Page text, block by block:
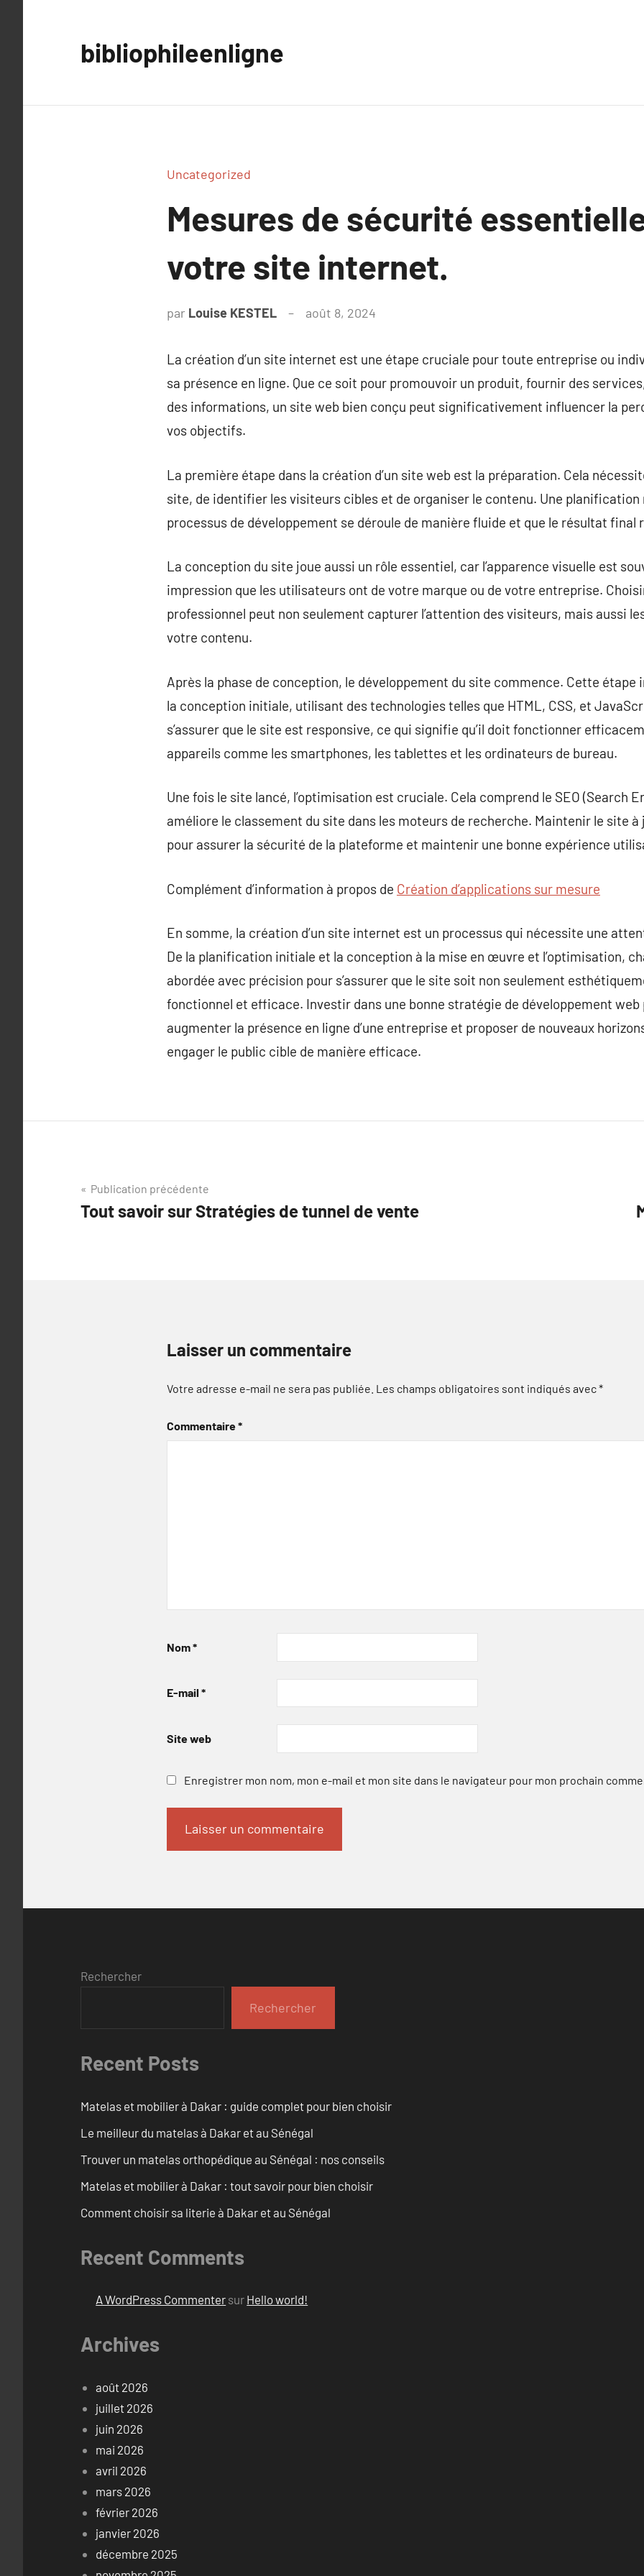
bibliophileenligne
Uncategorized
Mesures de sécurité
votre site internet.
par Louise KESTEL août 8, 2024
La création d’un site internet est une étape cruciale pour toute entreprise ou
sa présence en ligne. Que ce soit pour promouvoir un produit, fournir des
des informations, un site web bien conçu peut significativement influencer la
vos objectifs.
La première étape dans la création d’un site web est la préparation. Cela
site, de identifier les visiteurs cibles et de organiser le contenu. Une
processus de développement se déroule de manière fluide et que le résultat final
La conception du site joue aussi un rôle essentiel, car l’apparence visuelle est
impression que les utilisateurs ont de votre marque ou de votre entreprise.
professionnel peut non seulement capturer l’attention des visiteurs, mais aussi
votre contenu.
Après la phase de conception, le développement du site commence. Cette
la conception initiale, utilisant des technologies telles que HTML, CSS, et
s’assurer que le site est responsive, ce qui signifie qu’il doit fonctionner
appareils comme les smartphones, les tablettes et les ordinateurs de bureau.
Une fois le site lancé, l’optimisation est cruciale. Cela comprend le SEO (Search
améliore le classement du site dans les moteurs de recherche. Maintenir le site
pour assurer la sécurité de la plateforme et maintenir une bonne expérience
Complément d’information à propos de Création d’applications sur mesure
En somme, la création d’un site internet est un processus qui nécessite une
De la planification initiale et la conception à la mise en œuvre et l’optimisation,
abordée avec précision pour s’assurer que le site soit non seulement
fonctionnel et efficace. Investir dans une bonne stratégie de développement
augmenter la présence en ligne d’une entreprise et proposer de nouveaux
engager le public cible de manière efficace.
Navigation
de
Publication précédente
Tout savoir sur Stratégies de tunnel de vente
Laisser un commentaire
Votre adresse e-mail ne sera pas publiée. Les champs obligatoires sont indiqués avec*
Commentaire*
Nom*
E-mail *
Site web
Enregistrer mon nom, mon e-mail et mon site dans le navigateur pour mon prochain
Rechercher
Rechercher
Recent Posts
Matelas et mobilier à Dakar : guide complet pour bien choisir
Le meilleur du matelas à Dakar et au Sénégal
Trouver un matelas orthopédique au Sénégal : nos conseils
Matelas et mobilier à Dakar : tout savoir pour bien choisir
Comment choisir sa literie à Dakar et au Sénégal
Recent Comments
A WordPress Commenter sur Hello world!
Archives
août 2026
juillet 2026
juin 2026
mai 2026
avril 2026
mars 2026
février 2026
janvier 2026
décembre 2025